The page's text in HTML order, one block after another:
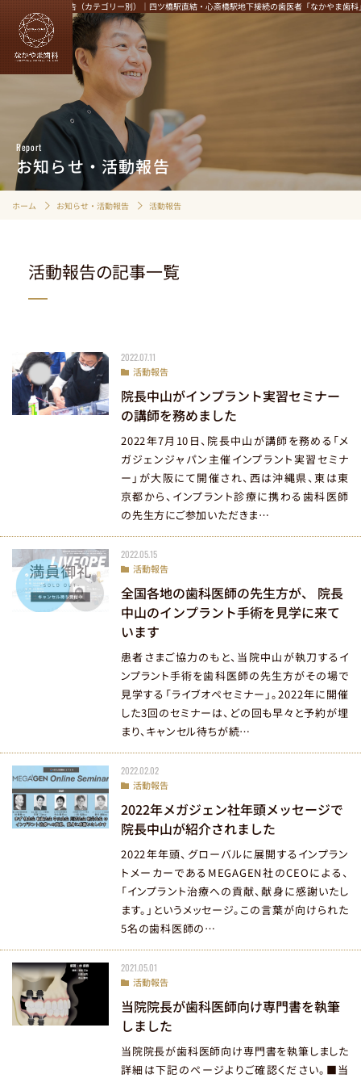
お知らせ・活動報告（カテゴリー別）｜四ツ橋駅直結・心斎橋駅地下接続の歯医者「なかやま歯科
Report
お知らせ・活動報告
ホーム お知らせ・活動報告 活動報告
活動報告の記事一覧
2022.07.11
活動報告
院長中山がインプラント実習セミナー
の講師を務めました
2022年7月10日、院長中山が講師を務める「メ
ガジェンジャパン主催インプラント実習セミナ
ー」が大阪にて開催され、西は沖縄県、東は東
京都から、インプラント診療に携わる歯科医師
の先生方にご参加いただきま…
2022.05.15
活動報告
全国各地の歯科医師の先生方が、 院長
中山のインプラント手術を見学に来て
います
患者さまご協力のもと、当院中山が執刀するイ
ンプラント手術を歯科医師の先生方がその場で
見学する「ライブオペセミナー」。2022年に開催
した3回のセミナーは、どの回も早々と予約が埋
まり、キャンセル待ちが続…
2022.02.02
活動報告
2022年メガジェン社年頭メッセージで
院長中山が紹介されました
2022年年頭、グローバルに展開するインプラン
トメーカーであるMEGAGEN社のCEOによる、
「インプラント治療への貢献、献身に感謝いたし
ます。」というメッセージ。この言葉が向けられた
5名の歯科医師の…
2021.05.01
活動報告
当院院長が歯科医師向け専門書を執筆
しました
当院院長が歯科医師向け専門書を執筆しました
詳細は下記のページよりご確認ください。■当
HOME
むし歯治療
歯周病治療
定期検診・クリーニング
インプラント
精密根管治療
咬筋ボトックス治療
症例紹介
治療費用のご案内
生涯の健康を見据えた治療
痛さと怖さを抑える治療
院長・スタッフ紹介
院内設備へのこだわり
衛生管理へのこだわり
医院情報・アクセス
お知らせ・活動報告
当院のInstagramはこちら